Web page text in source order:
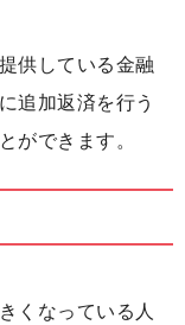
供している金融
追加返済を行う
ができます。
くなっている人